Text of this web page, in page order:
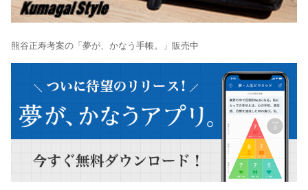
熊谷正寿考案の「夢が、かなう手帳。」販売中